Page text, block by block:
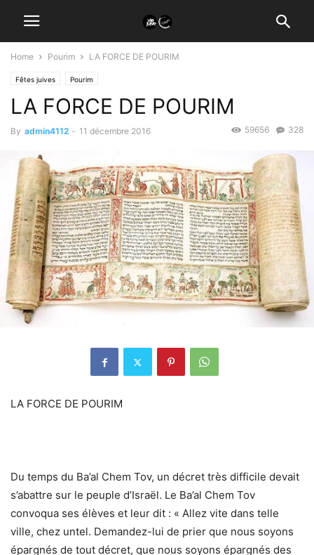
Home Pourim LA FORCE DE POURIM
Fêtes juives Pourim
LA FORCE DE POURIM
By admin4112 - 11 décembre 2016 328
59656
LA FORCE DE POURIM
Du temps du Ba’al Chem Tov, un décret très difficile devait
s’abattre sur le peuple d’Israël. Le Ba’al Chem Tov
convoqua ses élèves et leur dit : « Allez vite dans telle
ville, chez untel. Demandez-lui de prier que nous soyons
épargnés de tout décret, que nous soyons épargnés des